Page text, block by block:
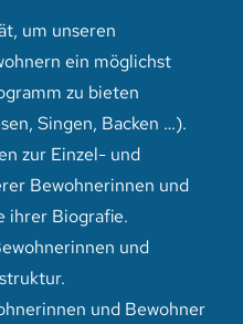
um unseren
ein möglichst
zu bieten
Singen, Backen …).
zur Einzel- und
Bewohnerinnen und
ihrer Biografie.
und
und Bewohner